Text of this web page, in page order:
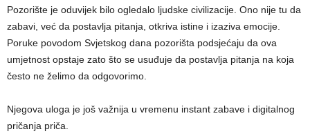
Pozorište je oduvijek bilo ogledalo ljudske civilizacije. Ono nije tu da
zabavi, već da postavlja pitanja, otkriva istine i izaziva emocije.
Poruke povodom Svjetskog dana pozorišta podsjećaju da ova
umjetnost opstaje zato što se usuđuje da postavlja pitanja na koja
često ne želimo da odgovorimo.
Njegova uloga je još važnija u vremenu instant zabave i digitalnog
pričanja priča.